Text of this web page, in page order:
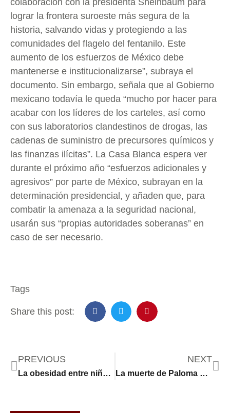
lograr la frontera suroeste más segura de la
historia, salvando vidas y protegiendo a las
comunidades del flagelo del fentanilo. Este
aumento de los esfuerzos de México debe
mantenerse e institucionalizarse”, subraya el
documento. Sin embargo, señala que al Gobierno
mexicano todavía le queda “mucho por hacer para
acabar con los líderes de los carteles, así como
con sus laboratorios clandestinos de drogas, las
cadenas de suministro de precursores químicos y
las finanzas ilícitas”. La Casa Blanca espera ver
durante el próximo año “esfuerzos adicionales y
agresivos” por parte de México, subrayan en la
determinación presidencial, y añaden que, para
combatir la amenaza a la seguridad nacional,
usarán sus “propias autoridades soberanas” en
caso de ser necesario.
Tags
Share this post:
PREVIOUS
La obesidad entre niños y adolescentes en México supera los registros de América Latina y llega al 18%
NEXT
La muerte de Paloma Nicole alimenta el debate en México sobre la regulación de las cirugías estéticas en menores